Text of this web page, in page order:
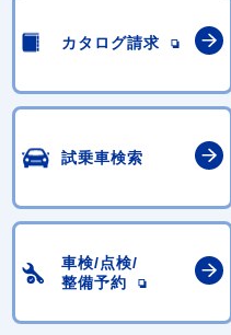
カタログ請求
試乗車検索
車検/点検/
整備予約